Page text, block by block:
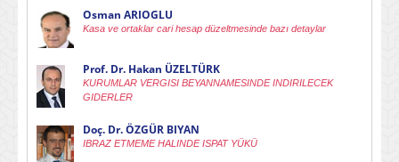
Osman ARIOGLU
Kasa ve ortaklar cari hesap düzeltmesinde bazı detaylar
Prof. Dr. Hakan ÜZELTÜRK
KURUMLAR VERGISI BEYANNAMESINDE INDIRILECEK
GIDERLER
Doç. Dr. ÖZGÜR BIYAN
IBRAZ ETMEME HALINDE ISPAT YÜKÜ